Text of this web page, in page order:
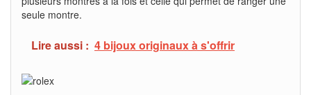
seule montre.
Lire aussi : 4 bijoux originaux à s'offrir